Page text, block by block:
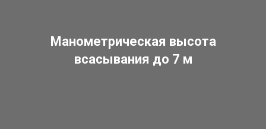
Манометрическая высота
всасывания до 7 м